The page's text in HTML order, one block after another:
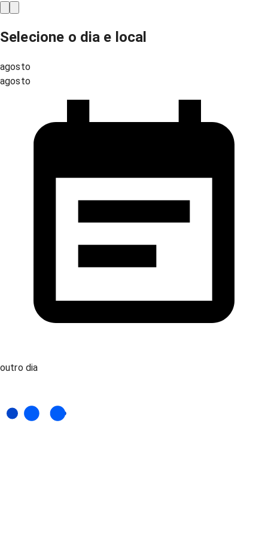
Selecione o dia e local
agosto
agosto
outro dia